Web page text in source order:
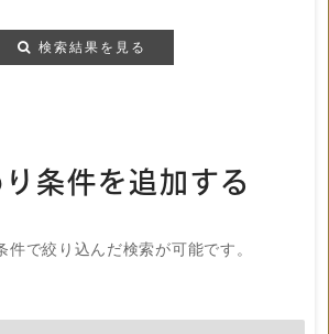
検索結果を見る
り条件を追加する
件で絞り込んだ検索が可能です。